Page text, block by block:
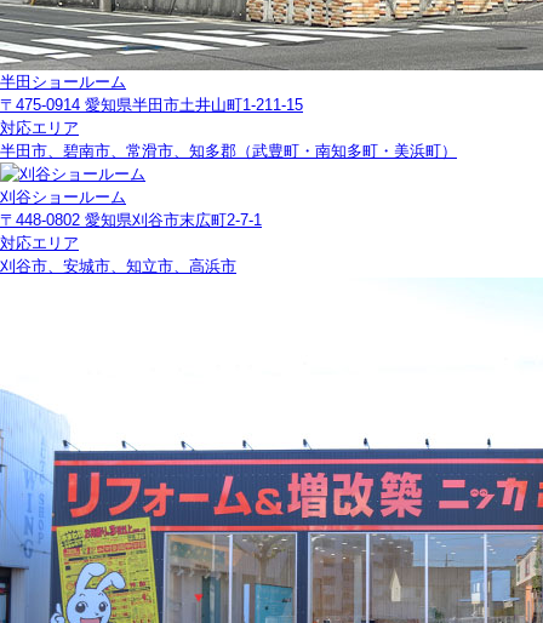
半田ショールーム
〒475-0914 愛知県半田市土井山町1-211-15
対応エリア
半田市、碧南市、常滑市、知多郡（武豊町・南知多町・美浜町）
刈谷ショールーム
〒448-0802 愛知県刈谷市末広町2-7-1
対応エリア
刈谷市、安城市、知立市、高浜市